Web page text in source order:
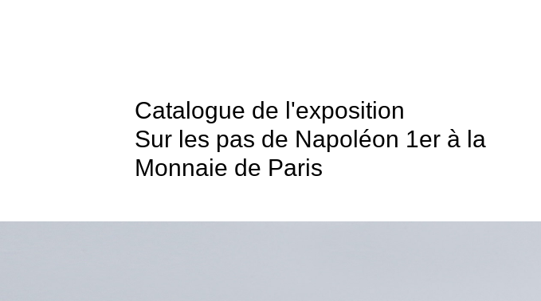
Catalogue de l'exposition
Sur les pas de Napoléon 1er à la
Monnaie de Paris